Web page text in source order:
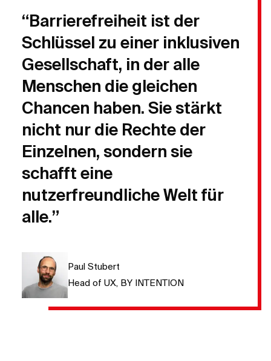
“Barrierefreiheit ist der
Schlüssel zu einer inklusiven
Gesellschaft, in der alle
Menschen die gleichen
Chancen haben. Sie stärkt
nicht nur die Rechte der
Einzelnen, sondern sie
schafft eine
nutzerfreundliche Welt für
alle.”
Paul Stubert
Head of UX, BY INTENTION